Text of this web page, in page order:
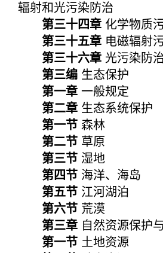
辐射和光污染防治
第三十四章 化学物质
第三十五章 电磁辐射
第三十六章 光污染防
第三编 生态保护
第一章 一般规定
第二章 生态系统保护
第一节 森林
第二节 草原
第三节 湿地
第四节 海洋、海岛
第五节 江河湖泊
第六节 荒漠
第三章 自然资源保护
第一节 土地资源